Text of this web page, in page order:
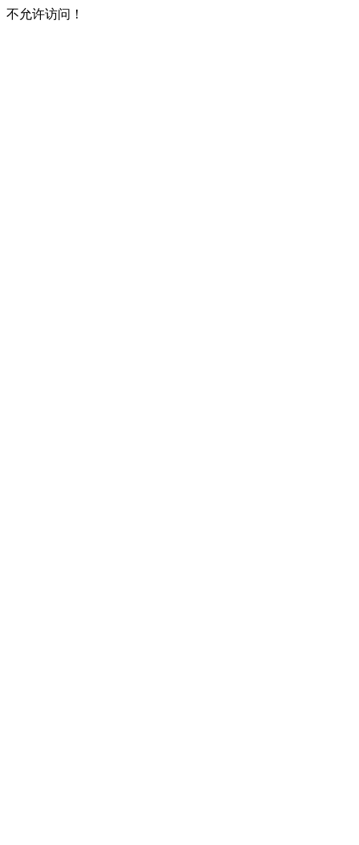
不允许访问！